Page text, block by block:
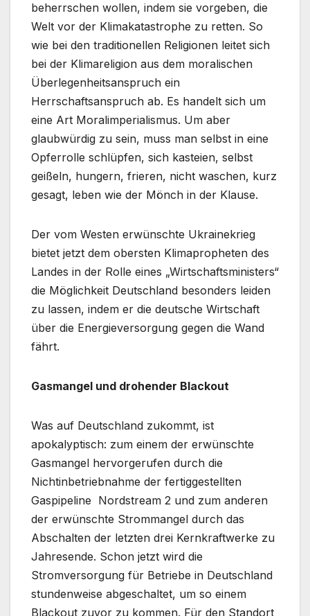
beherrschen wollen, indem sie vorgeben, die
Welt vor der Klimakatastrophe zu retten. So
wie bei den traditionellen Religionen leitet sich
bei der Klimareligion aus dem moralischen
Überlegenheitsanspruch ein
Herrschaftsanspruch ab. Es handelt sich um
eine Art Moralimperialismus. Um aber
glaubwürdig zu sein, muss man selbst in eine
Opferrolle schlüpfen, sich kasteien, selbst
geißeln, hungern, frieren, nicht waschen, kurz
gesagt, leben wie der Mönch in der Klause.
Der vom Westen erwünschte Ukrainekrieg
bietet jetzt dem obersten Klimapropheten des
Landes in der Rolle eines „Wirtschaftsministers“
die Möglichkeit Deutschland besonders leiden
zu lassen, indem er die deutsche Wirtschaft
über die Energieversorgung gegen die Wand
fährt.
Gasmangel und drohender Blackout
Was auf Deutschland zukommt, ist
apokalyptisch: zum einem der erwünschte
Gasmangel hervorgerufen durch die
Nichtinbetriebnahme der fertiggestellten
Gaspipeline Nordstream 2 und zum anderen
der erwünschte Strommangel durch das
Abschalten der letzten drei Kernkraftwerke zu
Jahresende. Schon jetzt wird die
Stromversorgung für Betriebe in Deutschland
stundenweise abgeschaltet, um so einem
Blackout zuvor zu kommen. Für den Standort